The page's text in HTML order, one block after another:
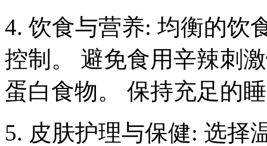
4. 饮食与营养: 均衡的饮
控制。 避免食用辛辣刺
蛋白食物。 保持充足的
5. 皮肤护理与保健: 选择